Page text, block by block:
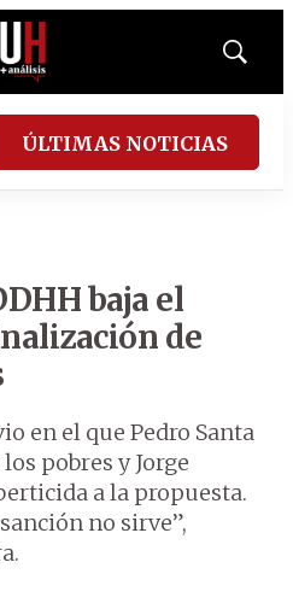
Mostrar
ÚLTIMAS NOTICIAS
baja el
de
en el que Pedro Santa
pobres y Jorge
a la propuesta.
no sirve”,